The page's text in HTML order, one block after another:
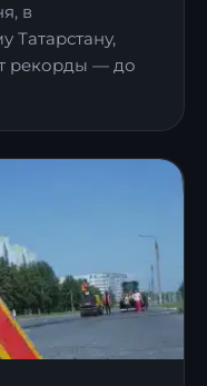
в
Татарстану,
рекорды — до